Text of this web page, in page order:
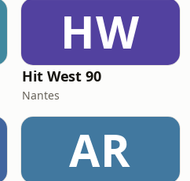
HW
Hit West 90
Nantes
AR